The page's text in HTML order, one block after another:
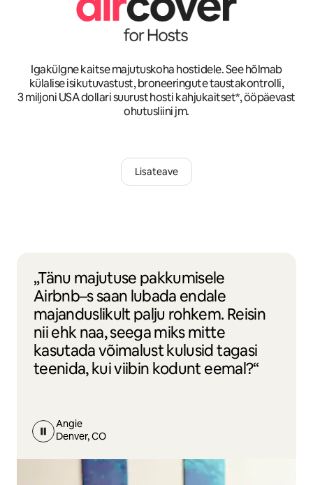
Igakülgne kaitse majutuskoha hostidele. See hõlmab
külalise isikutuvastust, broneeringute taustakontrolli,
3 miljoni USA dollari suurust hosti kahjukaitset*, ööpäevast
ohutusliini jm.
Lisateave
„Tänu majutuse pakkumisele
Airbnb–s saan lubada endale
majanduslikult palju rohkem. Reisin
nii ehk naa, seega miks mitte
kasutada võimalust kulusid tagasi
teenida, kui viibin kodunt eemal?“
Angie
Denver, CO